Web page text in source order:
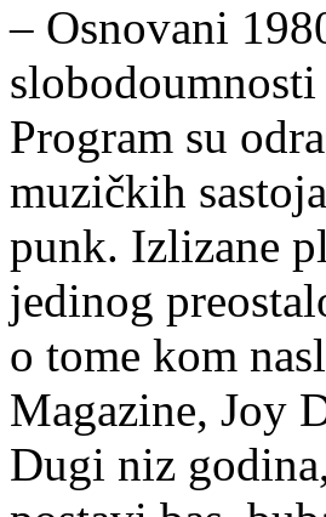
– Osnovani
Program su
muzičkih
punk. Izlizane
jedinog
o tome kom
Magazine, Joy
Dugi niz